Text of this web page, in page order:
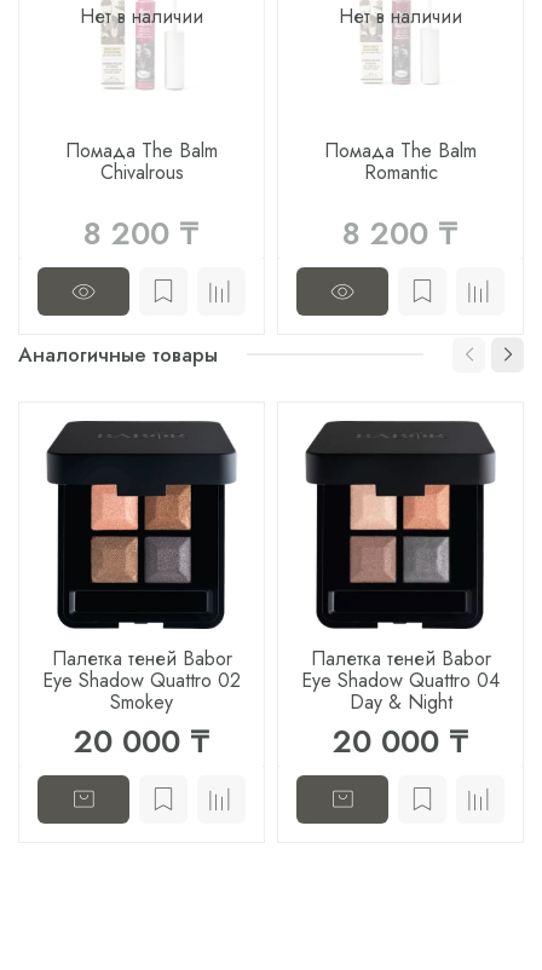
Нет в наличии
Помада The Balm
Chivalrous
8 200 ₸
Нет в наличии
Помада The Balm
Romantic
8 200 ₸
Аналогичные товары
Палетка теней Babor
Eye Shadow Quattro 02
Smokey
20 000 ₸
Палетка теней Babor
Eye Shadow Quattro 04
Day & Night
20 000 ₸